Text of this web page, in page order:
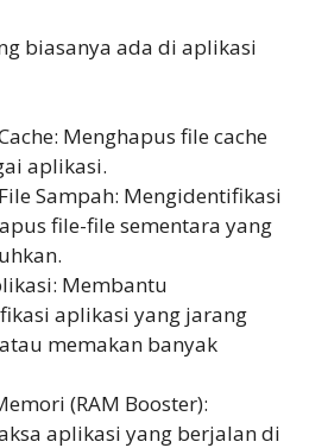
biasanya ada di aplikasi
Menghapus file cache
aplikasi.
Sampah: Mengidentifikasi
file-file sementara yang
Membantu
aplikasi yang jarang
memakan banyak
(RAM Booster):
aplikasi yang berjalan di